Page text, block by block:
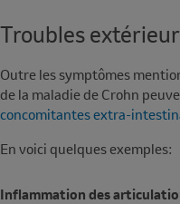
Troubles
Outre les symptômes
de la maladie de Crohn
concomitantes extra-
En voici quelques exemples:
Inflammation des